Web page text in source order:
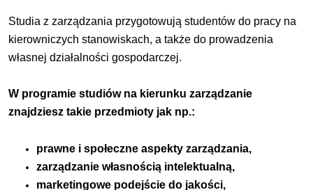
Studia z zarządzania przygotowują studentów do pracy na
kierowniczych stanowiskach, a także do prowadzenia
własnej działalności gospodarczej.
W programie studiów na kierunku zarządzanie
znajdziesz takie przedmioty jak np.:
prawne i społeczne aspekty zarządzania,
zarządzanie własnością intelektualną,
marketingowe podejście do jakości,